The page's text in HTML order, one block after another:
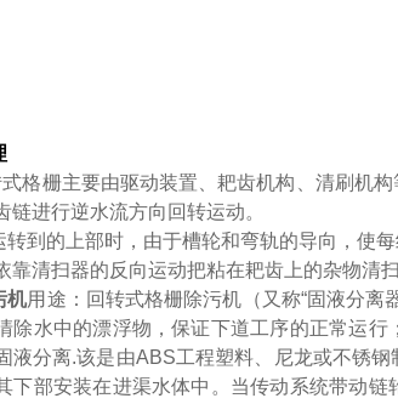
格栅主要由驱动装置、耙齿机构、清刷机
链进行逆水流方向回转运动。
转到的上部时，由于槽轮和弯轨的导向，使
靠清扫器的反向运动把粘在耙齿上的杂物清扫
机用途：回转式格栅除污机（又称“固液分
除水中的漂浮物，保证下道工序的正常运
液分离.该是由ABS工程塑料、尼龙或不锈
下部安装在进渠水体中。当传动系统带动